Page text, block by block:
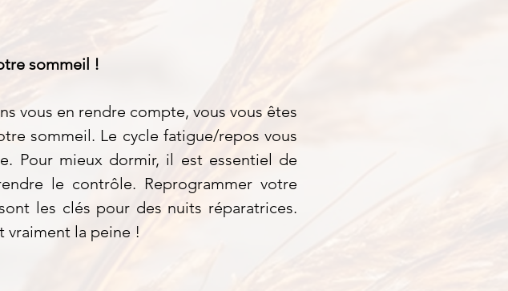
sommeil !
vous en rendre compte, vous vous êtes
sommeil. Le cycle fatigue/repos vous
Pour mieux dormir, il est essentiel de
le contrôle. Reprogrammer votre
les clés pour des nuits réparatrices.
vraiment la peine !